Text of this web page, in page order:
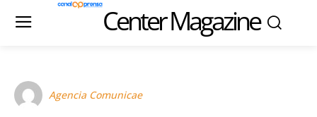
Center Magazine
Agencia Comunicae